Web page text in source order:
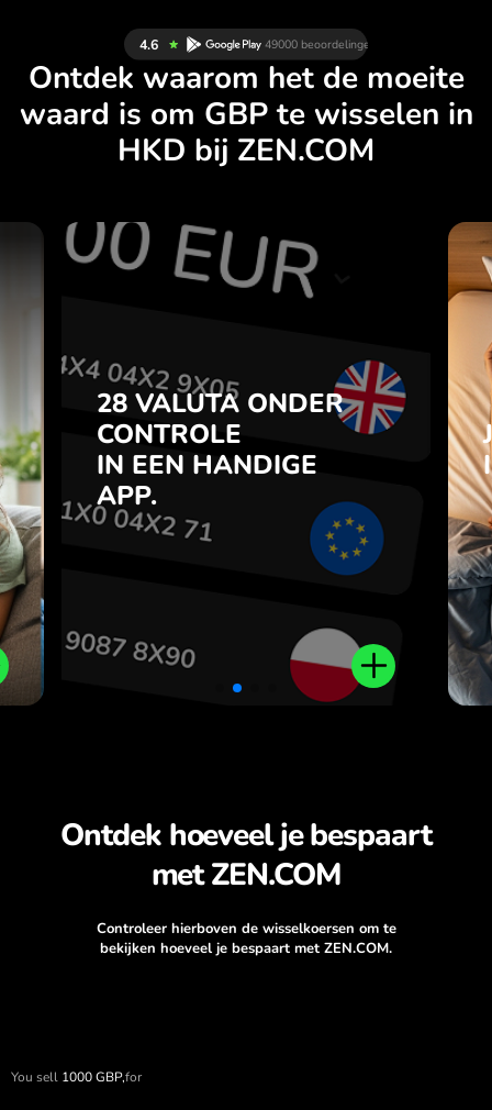
Ontdek waarom het de moeite
waard is om GBP te wisselen in
HKD bij ZEN.COM
28 VALUTA ONDER
CONTROLE
IN EEN HANDIGE
APP.
28 VALUTA ONDER
IN EEN HANDIGE
APP.
Koop GBP, verkoop HKD en
omgekeerd met één klik in de
Ontdek hoeveel je bespaart
met ZEN.COM
Controleer hierboven de wisselkoersen om te
bekijken hoeveel je bespaart met ZEN.COM.
You sell 1000GBP,for